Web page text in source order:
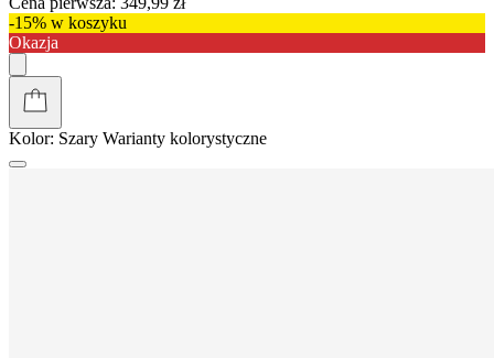
-15% w koszyku
Okazja
Kolor: Szary Warianty kolorystyczne